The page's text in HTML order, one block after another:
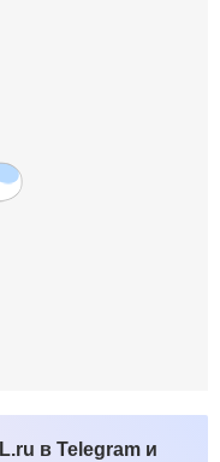
в Telegram и